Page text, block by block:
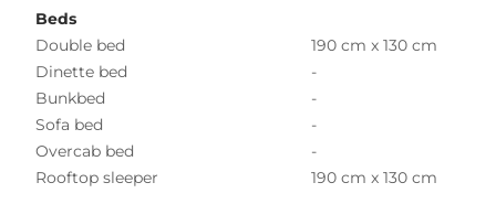
Beds
Double bed
190 cm x 130 cm
Dinette bed
-
Bunkbed
-
Sofa bed
-
Overcab bed
-
Rooftop sleeper
190 cm x 130 cm